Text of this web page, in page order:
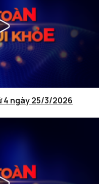
4 ngày 25/3/2026